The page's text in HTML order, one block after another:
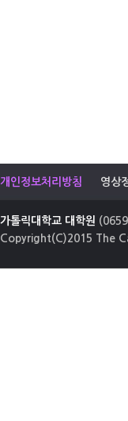
개인정보처리방침 영상
가톨릭대학교 대학원
Copyright(C)2015 The